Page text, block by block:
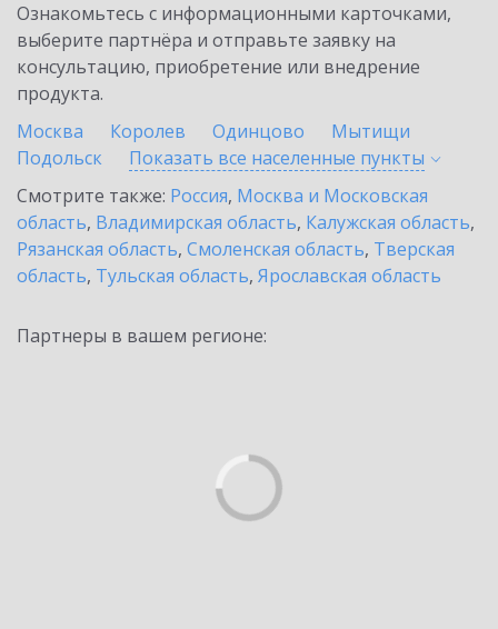
Ознакомьтесь с информационными карточками,
выберите партнёра и отправьте заявку на
консультацию, приобретение или внедрение
продукта.
Москва
Королев Одинцово
Мытищи
Подольск
Показать все населенные пункты
Смотрите также: Россия, Москва и Московская
область, Владимирская область, Калужская область,
Рязанская область, Смоленская область, Тверская
область, Тульская область, Ярославская область
Партнеры в вашем регионе: